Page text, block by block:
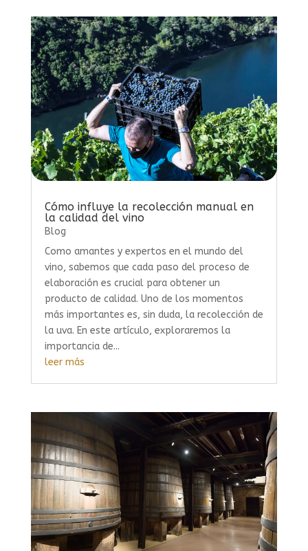
Cómo influye la recolección manual en
la calidad del vino
Blog
Como amantes y expertos en el mundo del
vino, sabemos que cada paso del proceso de
elaboración es crucial para obtener un
producto de calidad. Uno de los momentos
más importantes es, sin duda, la recolección de
la uva. En este artículo, exploraremos la
importancia de...
leer más